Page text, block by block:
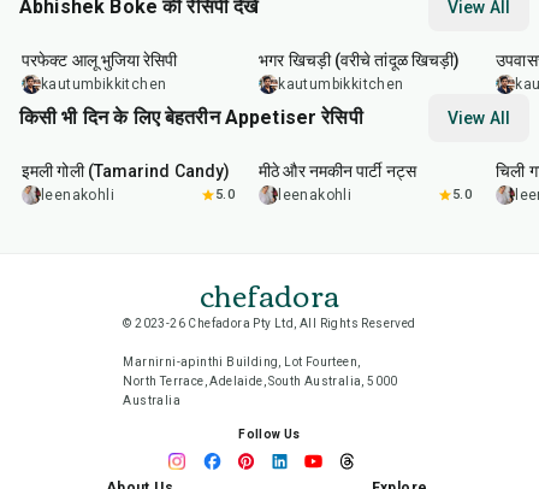
Abhishek Boke की रेसिपी देखें View All
परफेक्ट आलू भुजिया रेसिपी
kautumbikkitchen
भगर खिचड़ी (वरीचे तांदूळ खिचड़ी)
kautumbikkitchen
किसी भी दिन के लिए बेहतरीन Appetiser रेसिपी View All
1 min
इमली गोली (Tamarind Candy)
leenakohli 5.0
मीठे और नमकीन पार्टी नट्स
leenakohli 5.0
चिली
chefadora
© 2023-26 Chefadora Pty Ltd, All Rights Reserved
Marnirni-apinthi Building, Lot Fourteen,
North Terrace, Adelaide, South Australia, 5000
Australia
Follow Us